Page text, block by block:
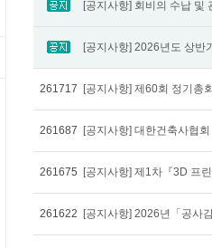
[공지사항] 회비의 수납 및
261717 [공지사항] 제60회 정기총
261687 [공지사항] 대한건축사협
261675
261622 [공지사항] 2026년「공사